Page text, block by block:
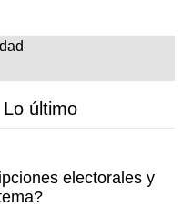
Lo último
electorales y